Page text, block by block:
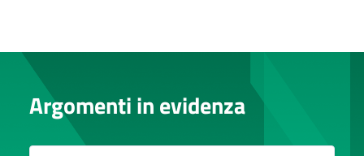
Argomenti in evidenza